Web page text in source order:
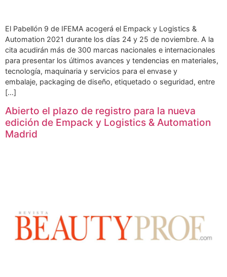
El Pabellón 9 de IFEMA acogerá el Empack y Logistics &
Automation 2021 durante los días 24 y 25 de noviembre. A la
cita acudirán más de 300 marcas nacionales e internacionales
para presentar los últimos avances y tendencias en materiales,
tecnología, maquinaria y servicios para el envase y
embalaje, packaging de diseño, etiquetado o seguridad, entre
[…]
Abierto el plazo de registro para la nueva
edición de Empack y Logistics & Automation
Madrid